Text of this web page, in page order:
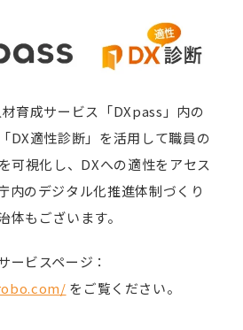
育成サービス「DXpass」内の
DX適性診断」を活用して職員の
可視化し、DXへの適性をアセス
内のデジタル化推進体制づくり
体もございます。
ービスページ：
をご覧ください。